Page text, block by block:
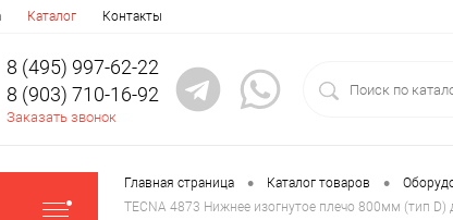
Каталог Контакты
8 (495) 997-62-22
8 (903) 710-16-92
Заказать звонок
Главная страница • Каталог товаров •
TECNA 4873 Нижнее изогнутое плечо 800мм (тип D)